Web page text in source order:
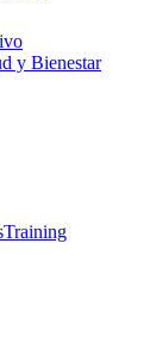
y Bienestar